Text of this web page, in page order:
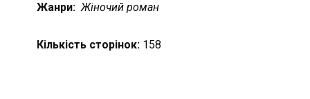
Жанри: Жіночий роман
Кількість сторінок:158